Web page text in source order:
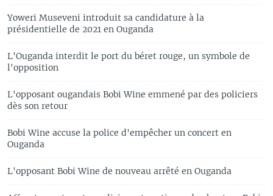
Yoweri Museveni introduit sa candidature à la
présidentielle de 2021 en Ouganda
L'Ouganda interdit le port du béret rouge, un symbole de
l'opposition
L'opposant ougandais Bobi Wine emmené par des policiers
dès son retour
Bobi Wine accuse la police d'empêcher un concert en
Ouganda
L'opposant Bobi Wine de nouveau arrêté en Ouganda